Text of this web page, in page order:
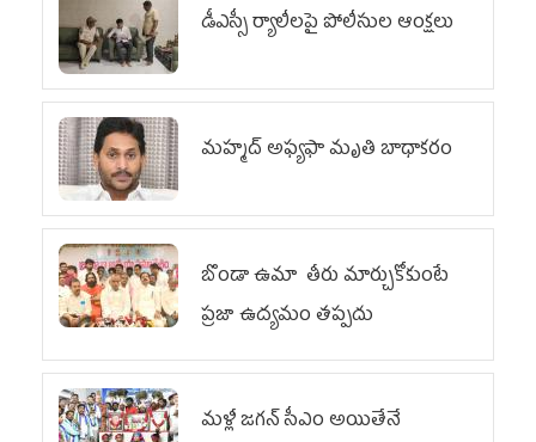
డీఎస్సీ ర్యాలీలపై పోలీసుల ఆంక్షలు
మహ్మద్‌ అఫ్యఫా మృతి బాధాకరం
బొండా ఉమా తీరు మార్చుకోకుంటే
ప్రజా ఉద్యమం తప్పదు
మళ్లీ జగన్ సీఎం అయితేనే